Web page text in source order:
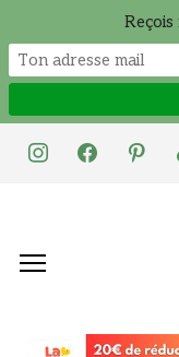
instagramfacebookpinterest